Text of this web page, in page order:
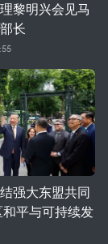
黎明兴会见马
长
强大东盟共同
平与可持续发